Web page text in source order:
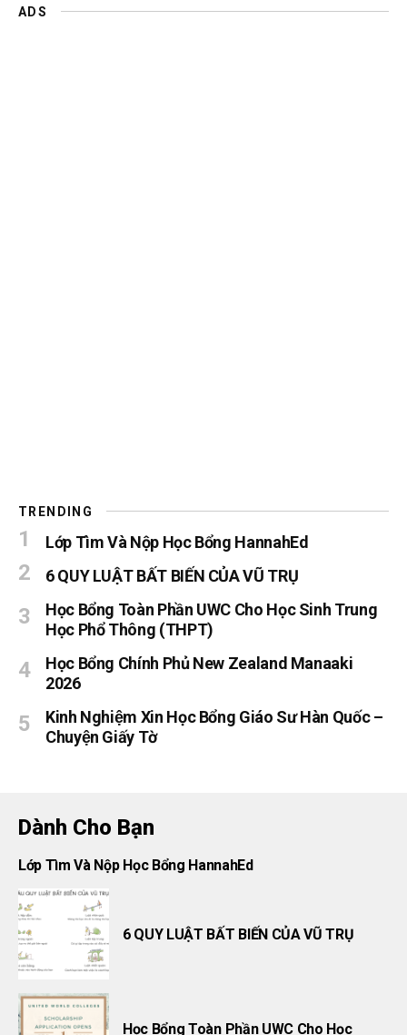
ADS
TRENDING
Lớp Tìm Và Nộp Học Bổng HannahEd
6 QUY LUẬT BẤT BIẾN CỦA VŨ TRỤ
Học Bổng Toàn Phần UWC Cho Học Sinh Trung
Học Phổ Thông (THPT)
Học Bổng Chính Phủ New Zealand Manaaki
2026
Kinh Nghiệm Xin Học Bổng Giáo Sư Hàn Quốc –
Chuyện Giấy Tờ
Dành Cho Bạn
Lớp Tìm Và Nộp Học Bổng HannahEd
6 QUY LUẬT BẤT BIẾN CỦA VŨ TRỤ
Học Bổng Toàn Phần UWC Cho Học